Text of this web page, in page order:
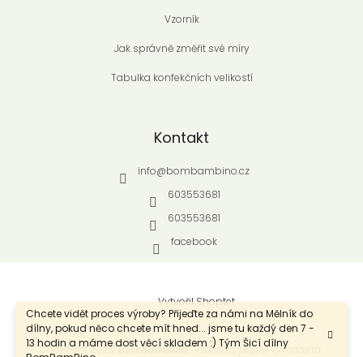
Chcete vidět proces výroby? Přijeďte za námi na Mělník do
dílny, pokud něco chcete mít hned... jsme tu každý den 7 -
13 hodin a máme dost věcí skladem :) Tým Šicí dílny
Vzorník
Jak správně změřit své míry
Tabulka konfekčních velikostí
Kontakt
info@bombambino.cz
603553681
603553681
facebook
Vytvořil Shoptet
Copyright 2026BomBamBino. Všechna práva vyhrazena.